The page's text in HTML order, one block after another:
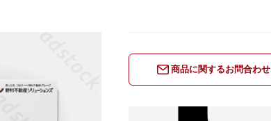
商品に関するお問合わせ